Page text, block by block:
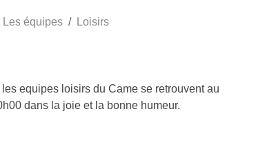
Les équipes Loisirs
equipes loisirs du Came se retrouvent au
dans la joie et la bonne humeur.